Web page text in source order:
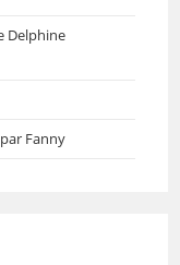
Delphine
Fanny